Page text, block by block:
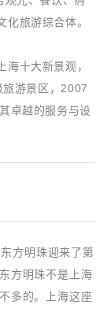
旅游综合体。
十大新景观，
游景区，2007
卓越的服务与设
方明珠迎来了第
方明珠不是上海
多的。上海这座